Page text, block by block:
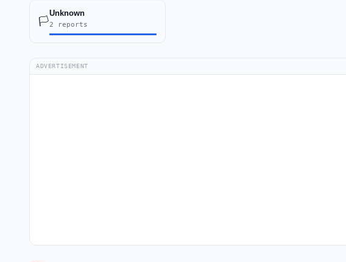
🏳️
Unknown
2 reports
ADVERTISEMENT